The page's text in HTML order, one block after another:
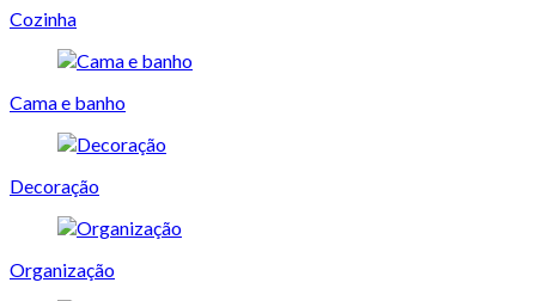
Cozinha
Cama e banho
Decoração
Organização